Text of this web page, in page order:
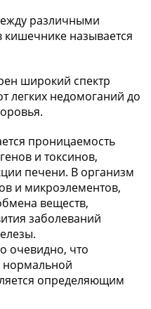
различными
называется
широкий спектр
легких недомоганий до
проницаемость
и токсинов,
печени. В организм
и микроэлементов,
веществ,
заболеваний
очевидно, что
нормальной
определяющим